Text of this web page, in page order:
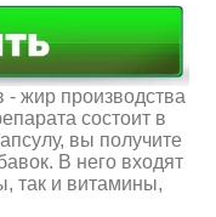
жир производства
состоит в
вы получите
В него входят
так и витамины,